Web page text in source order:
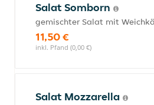
Salat Somborn
gemischter Salat mit
11,50 €
inkl. Pfand (0,00 €)
Salat Mozzarella